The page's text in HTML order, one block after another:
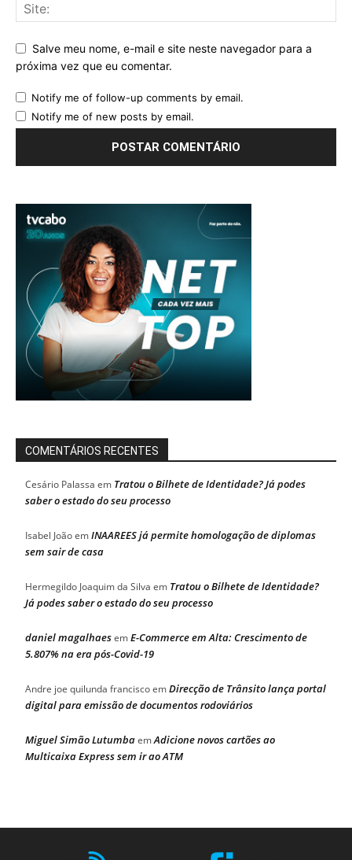
Salve meu nome, e-mail e site neste navegador para a
próxima vez que eu comentar.
Notify me of follow-up comments by email.
Notify me of new posts by email.
COMENTÁRIOS RECENTES
Cesário Palassa em Tratou o Bilhete de Identidade? Já podes
saber o estado do seu processo
Isabel JoãoemINAAREES já permite homologação de diplomas
sem sair de casa
Hermegildo Joaquim da Silva em Tratou o Bilhete de Identidade?
Já podes saber o estado do seu processo
daniel magalhaesemE-Commerce em Alta: Crescimento de
5.807% na era pós-Covid-19
Andre joe quilunda franciscoemDirecção de Trânsito lança portal
digital para emissão de documentos rodoviários
Miguel Simão LutumbaemAdicione novos cartões ao
Multicaixa Express sem ir ao ATM